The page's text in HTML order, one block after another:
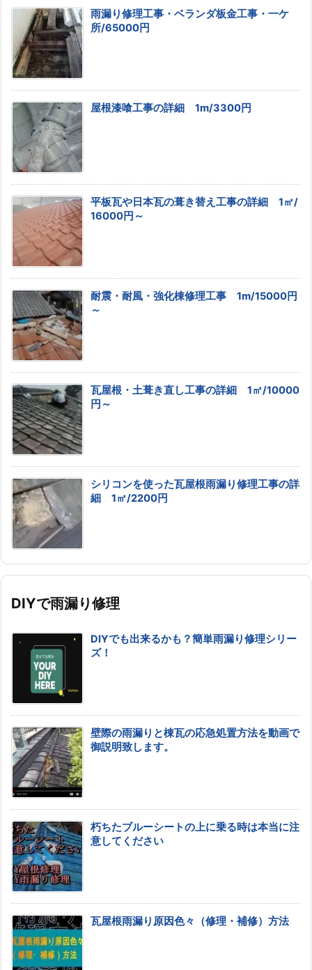
雨漏り修理工事・ベランダ板金工事・一ケ
所/65000円
屋根漆喰工事の詳細 1m/3300円
平板瓦や日本瓦の葺き替え工事の詳細 1㎡/
16000円～
耐震・耐風・強化棟修理工事 1m/15000円
～
瓦屋根・土葺き直し工事の詳細 1㎡/10000
円～
シリコンを使った瓦屋根雨漏り修理工事の詳
細 1㎡/2200円
DIYで雨漏り修理
DIYでも出来るかも？簡単雨漏り修理シリー
ズ！
壁際の雨漏りと棟瓦の応急処置方法を動画で
御説明致します。
朽ちたブルーシートの上に乗る時は本当に注
意してください
瓦屋根雨漏り原因色々（修理・補修）方法